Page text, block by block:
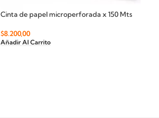
Cinta de papel microperforada x 150 Mts
$8.200,00
Añadir Al Carrito